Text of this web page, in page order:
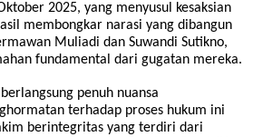
2025, yang menyusul kesaksian
membongkar narasi yang dibangun
Muliadi dan Suwandi Sutikno,
fundamental dari gugatan mereka.
penuh nuansa
terhadap proses hukum ini
berintegritas yang terdiri dari